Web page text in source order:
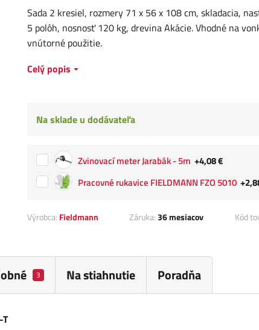
Sada 2 kresiel, rozmery 71 x 56 x 108 cm, skladacia,
5 polôh, nosnosť 120 kg, drevina Akácie. Vhodné na
vnútorné použitie.
Celý popis
Na sklade u dodávateľa
Zvinovací meter Jarabák - 5m +4,08 €
Pracovné rukavice FIELDMANN FZO 5010
Výrobca: Fieldmann Záruka:36 mesiacov Kód
3 Na stiahnutie Poradňa